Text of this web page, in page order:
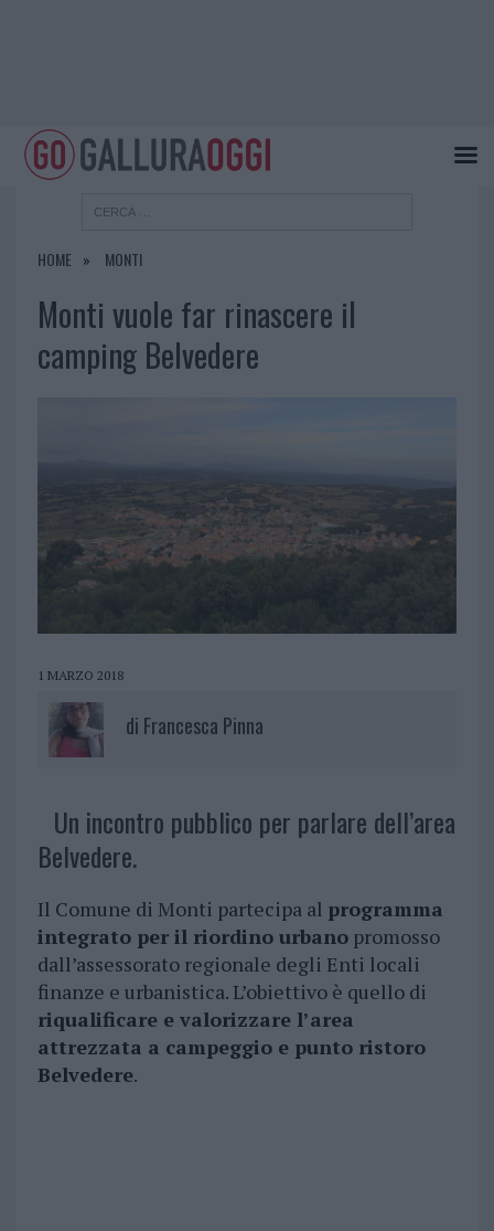
HOME MONTI
Monti vuole far rinascere il
camping Belvedere
1 MARZO 2018
di Francesca Pinna
Un incontro pubblico per parlare dell’area
Belvedere.
Il Comune di Monti partecipa al programma
integrato per il riordino urbanopromosso
dall’assessorato regionale degli Enti locali
finanze e urbanistica. L’obiettivo è quello di
riqualificare e valorizzare l’area
attrezzata a campeggio e punto ristoro
Belvedere.